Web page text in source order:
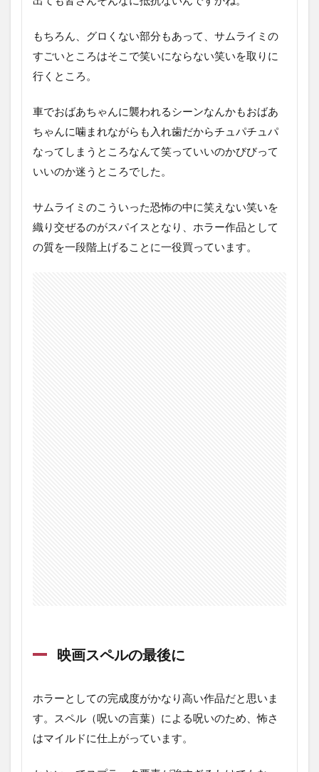
もちろん、グロくない部分もあって、サムライミの
すごいところはそこで笑いにならない笑いを取りに
行くところ。
車でおばあちゃんに襲われるシーンなんかもおばあ
ちゃんに噛まれながらも入れ歯だからチュパチュパ
なってしまうところなんて笑っていいのかびびって
いいのか迷うところでした。
サムライミのこういった恐怖の中に笑えない笑いを
織り交ぜるのがスパイスとなり、ホラー作品として
の質を一段階上げることに一役買っています。
映画スペルの最後に
ホラーとしての完成度がかなり高い作品だと思いま
す。スペル（呪いの言葉）による呪いのため、怖さ
はマイルドに仕上がっています。